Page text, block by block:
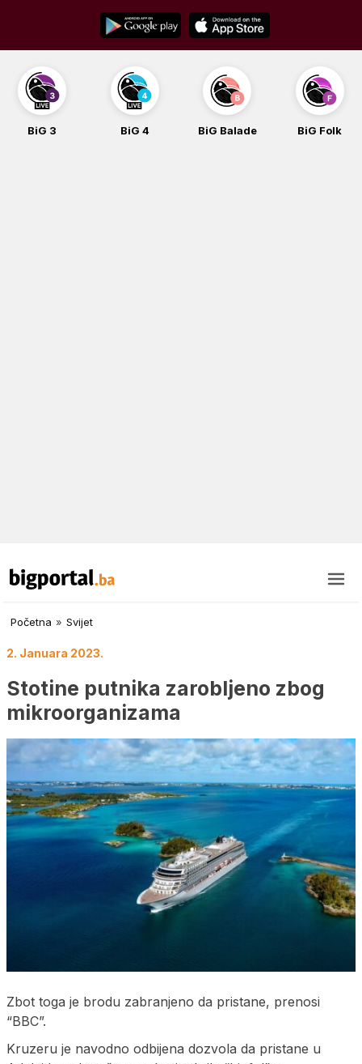
content
BiG 3 BiG 4 BiG Balade BiG Folk
Početna » Svijet
2. Januara 2023.
Stotine putnika zarobljeno zbog
mikroorganizama
Zbot toga je brodu zabranjeno da pristane, prenosi
“BBC”.
Kruzeru je navodno odbijena dozvola da pristane u